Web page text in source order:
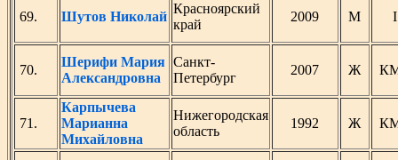
69. Шутов Николай
Красноярский
край
2009 М I
70.
Шерифи Мария
Александровна
Санкт-
Петербург
2007 Ж
71.
Карпычева
Марианна
Михайловна
Нижегородская
область
1992 Ж